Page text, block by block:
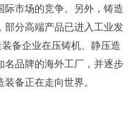
市场的竞争。另外，铸造
分高端产品已进入工业发
备企业在压铸机、静压造
品牌的海外工厂，并逐步
备正在走向世界。